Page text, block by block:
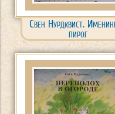
Свен Нурдквист.
пирог